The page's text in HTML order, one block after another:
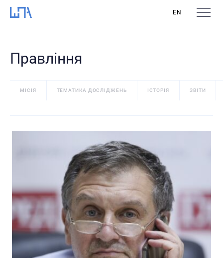
EN
Правління
МІСІЯ ТЕМАТИКА ДОСЛІДЖЕНЬ ІСТОРІЯ ЗВІТИ